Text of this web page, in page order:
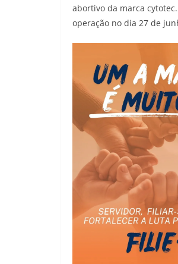
abortivo da marca
operação no dia 27 de